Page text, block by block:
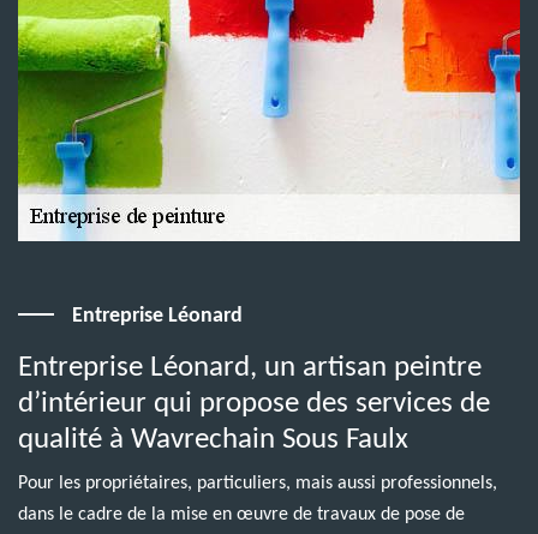
Entreprise Léonard
Entreprise Léonard, un artisan peintre
d’intérieur qui propose des services de
qualité à Wavrechain Sous Faulx
Pour les propriétaires, particuliers, mais aussi professionnels,
dans le cadre de la mise en œuvre de travaux de pose de